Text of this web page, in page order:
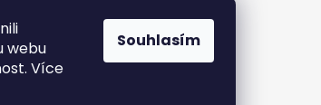
webu
Více
Souhlasím